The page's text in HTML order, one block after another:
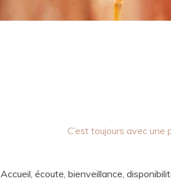
C’est toujours avec
Accueil, écoute, bienveillance,